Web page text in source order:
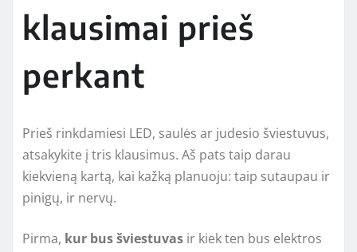
klausimai prieš
perkant
Prieš rinkdamiesi LED, saulės ar judesio šviestuvus,
atsakykite į tris klausimus. Aš pats taip darau
kiekvieną kartą, kai kažką planuoju: taip sutaupau ir
pinigų, ir nervų.
Pirma, kur bus šviestuvas ir kiek ten bus elektros